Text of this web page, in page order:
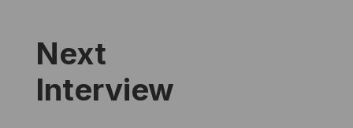
Next
Interview